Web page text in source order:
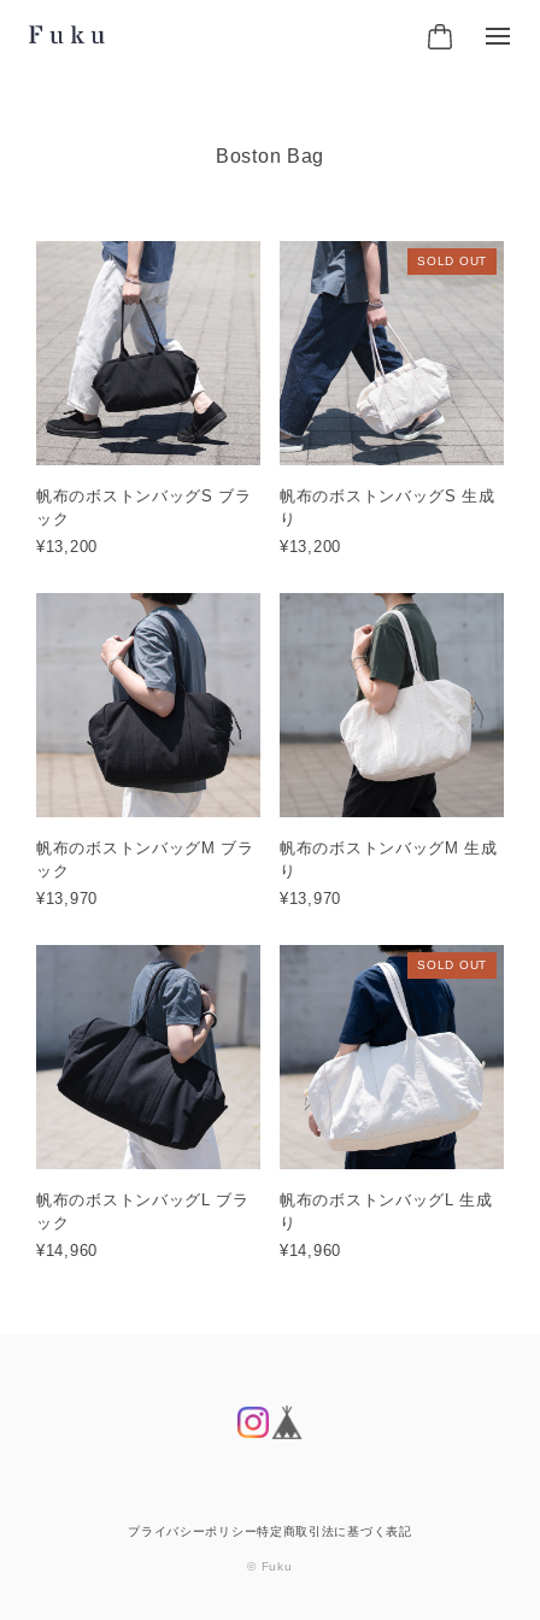
Boston Bag
帆布のボストンバッグS ブラ
ック
¥13,200
SOLD OUT
帆布のボストンバッグS 生成
り
¥13,200
帆布のボストンバッグM ブラ
ック
¥13,970
帆布のボストンバッグM 生成
り
¥13,970
帆布のボストンバッグL ブラ
ック
¥14,960
SOLD OUT
帆布のボストンバッグL 生成
り
¥14,960
プライバシーポリシー特定商取引法に基づく表記
© Fuku